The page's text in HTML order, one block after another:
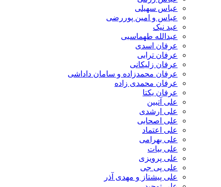
عباس سهیلی
عباس و امین پوررضی
عبد نیک
عبدالله طهماسبی‎
عرفان اسدی
عرفان ترابی
عرفان زلیکانی
عرفان محمدزاده و سامان داداشی
عرفان محمدی زاده
عرفان یکتا
علی آتبین
علی ارشدی
علی اصحابی
علی اعتماد
علی بهرامی
علی بیات
علی پرویزی
علی پی جی
علی پیشتاز و مهدی آذر